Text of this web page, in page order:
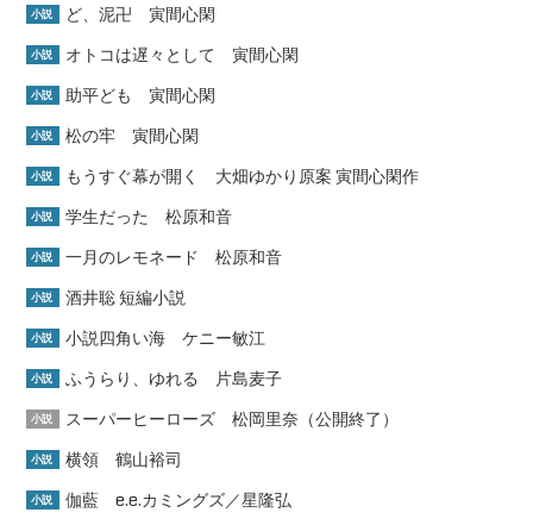
小説 ど、泥卍 寅間心閑
小説 オトコは遅々として 寅間心閑
小説 助平ども 寅間心閑
小説 松の牢 寅間心閑
小説 もうすぐ幕が開く 大畑ゆかり原案 寅間心閑作
小説 学生だった 松原和音
小説 一月のレモネード 松原和音
小説 酒井聡 短編小説
小説 小説四角い海 ケニー敏江
小説 ふうらり、ゆれる 片島麦子
小説 スーパーヒーローズ 松岡里奈（公開終了）
小説 横領 鶴山裕司
小説 伽藍 e.e.カミングズ／星隆弘